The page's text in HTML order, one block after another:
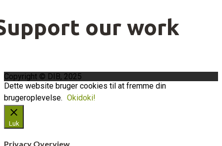
our work
Copyright © DIB, 2025
Dette website bruger cookies til at fremme din
brugeroplevelse. Okidoki!
Luk
Privacy Overview